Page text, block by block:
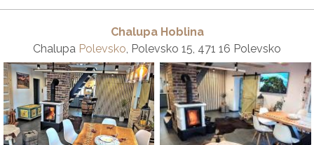
Chalupa Hoblina
Chalupa Polevsko, Polevsko 15, 471 16 Polevsko